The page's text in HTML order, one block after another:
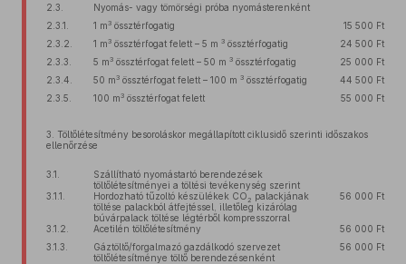
2.3.
Nyomás- vagy tömörségi próba nyomásterenként
2.3.1.
1 m 3össztérfogatig
15 500 Ft
2.3.2.
1 m 3össztérfogat felett – 5 m 3össztérfogatig
24 500 Ft
2.3.3.
5 m 3össztérfogat felett – 50 m 3össztérfogatig
25 000 Ft
2.3.4.
50 m 3össztérfogat felett – 100 m 3össztérfogatig
44 500 Ft
2.3.5.
100 m 3össztérfogat felett 55 000 Ft
3. Töltőlétesítmény besoroláskor megállapított ciklusidő szerinti időszakos
ellenőrzése
3.1.
Szállítható nyomástartó berendezések
töltőlétesítményei a töltési tevékenység szerint
3.1.1.
Hordozható tűzoltó készülékek CO2 palackjának
töltése palackból átfejtéssel, illetőleg kizárólag
búvárpalack töltése légtérből kompresszorral
56 000 Ft
3.1.2. Acetilén töltőlétesítmény
56 000 Ft
3.1.3.
Gáztöltő/forgalmazó gazdálkodó szervezet
töltőlétesítménye töltő berendezésenként
56 000 Ft